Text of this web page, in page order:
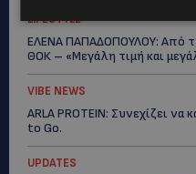
LIFESTYLE
ΕΛΕΝΑ ΠΑΠΑΔΟΠΟΥΛΟΥ: Από
ΘΟΚ – «Μεγάλη τιμή και
VIBE NEWS
ARLA PROTEIN: Συνεχίζει
to Go.
UPDATES